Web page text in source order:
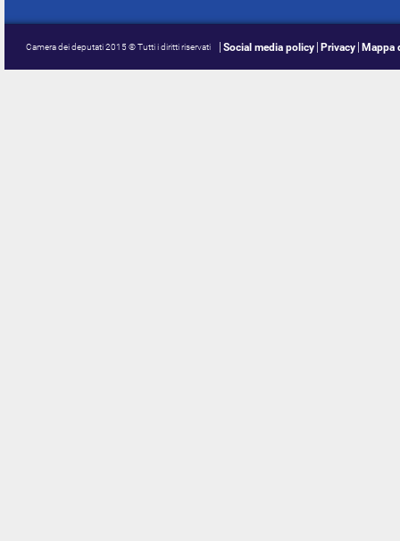
Camera dei deputati 2015 © Tutti i diritti riservati Social media policy Privacy Mappa